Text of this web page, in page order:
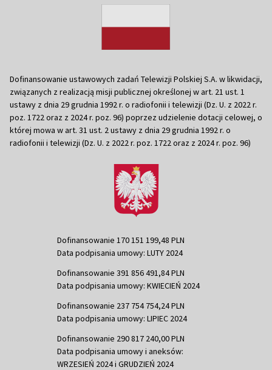
Dofinansowanie ustawowych zadań Telewizji Polskiej S.A. w likwidacji,
związanych z realizacją misji publicznej określonej w art. 21 ust. 1
ustawy z dnia 29 grudnia 1992 r. o radiofonii i telewizji (Dz. U. z 2022 r.
poz. 1722 oraz z 2024 r. poz. 96) poprzez udzielenie dotacji celowej, o
której mowa w art. 31 ust. 2 ustawy z dnia 29 grudnia 1992 r. o
radiofonii i telewizji (Dz. U. z 2022 r. poz. 1722 oraz z 2024 r. poz. 96)
Dofinansowanie 170 151 199,48 PLN
Data podpisania umowy: LUTY 2024
Dofinansowanie 391 856 491,84 PLN
Data podpisania umowy: KWIECIEŃ 2024
Dofinansowanie 237 754 754,24 PLN
Data podpisania umowy: LIPIEC 2024
Dofinansowanie 290 817 240,00 PLN
Data podpisania umowy i aneksów:
WRZESIEŃ 2024 i GRUDZIEŃ 2024